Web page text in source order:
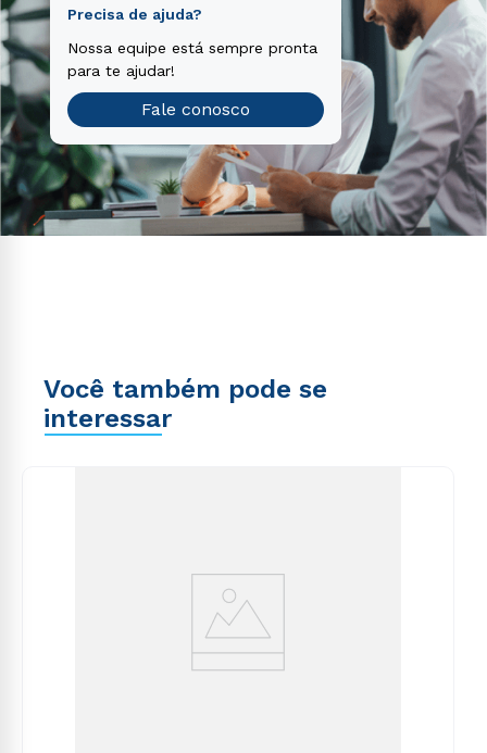
Precisa de ajuda?
Nossa equipe está sempre pronta
para te ajudar!
Fale conosco
Você também pode se
interessar